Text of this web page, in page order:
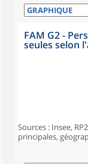
FAM G2 -
seules selon
Sources : Insee,
principales,